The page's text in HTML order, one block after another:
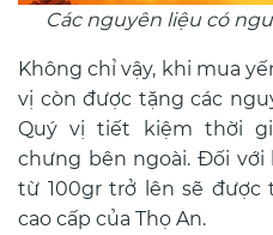
Các nguyên liệu có
Không chỉ vậy, khi mua
vị còn được tặng các
Quý vị tiết kiệm thời
chưng bên ngoài. Đối
từ 100gr trở lên sẽ
cao cấp của Thọ An.